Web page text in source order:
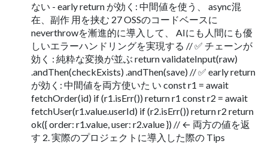
ない - early return が効く: 中間値を使う、 async混
在、副作 用を挟む 27 OSSのコードベースに
neverthrowを漸進的に導入して、 AIにも人間にも優
しいエラーハンドリングを実現する // ✅ チェーンが
効く : 純粋な変換が並ぶ return validateInput(raw)
.andThen(checkExists) .andThen(save) // ✅ early return
が効く: 中間値を両方使いた い const r1 = await
fetchOrder(id) if (r1.isErr()) return r1 const r2 = await
fetchUser(r1.value.userId) if (r2.isErr()) return r2 return
ok({ order: r1.value, user: r2.value }) // ← 両方の値を返
す 2. 実際のプロジェクトに導入した際の Tips